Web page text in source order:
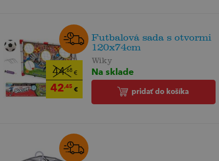
44,68€
42,45€
Futbalová sada s otvormi
120x74cm
Wiky
Na sklade
pridať do košíka